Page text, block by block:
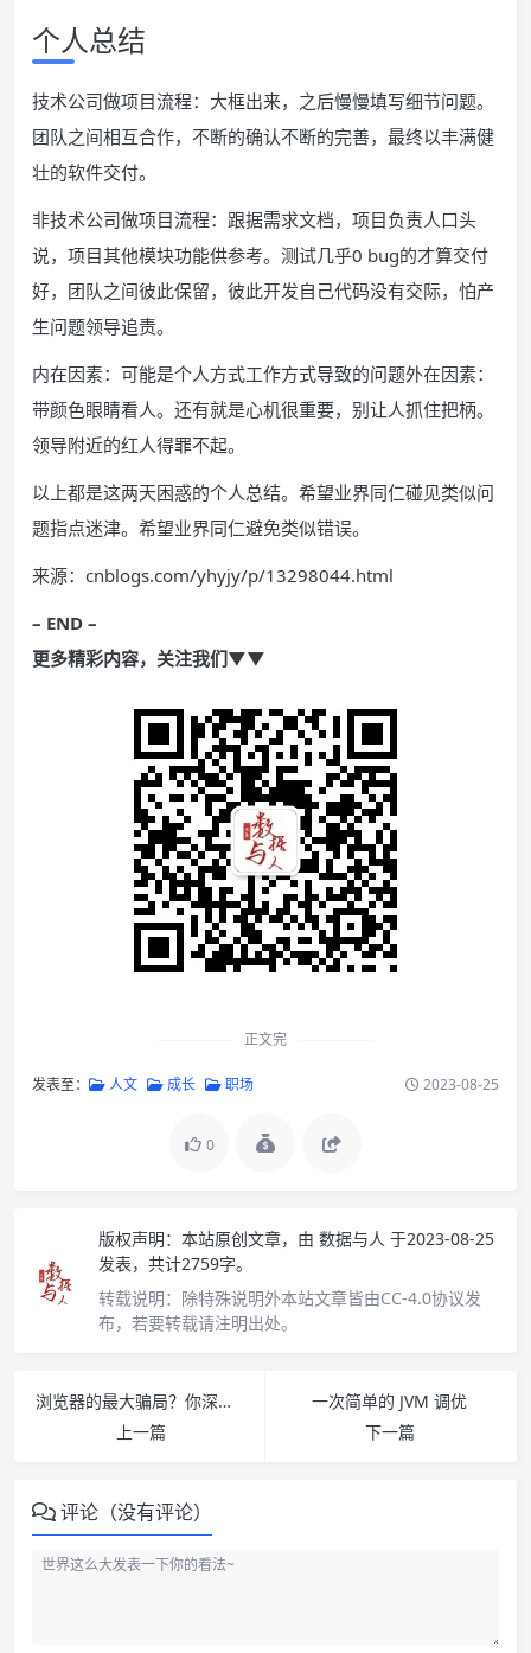
个人总结
技术公司做项目流程：大框出来，之后慢慢填写细节问题。
团队之间相互合作，不断的确认不断的完善，最终以丰满健
壮的软件交付。
非技术公司做项目流程：跟据需求文档，项目负责人口头
说，项目其他模块功能供参考。测试几乎0 bug的才算交付
好，团队之间彼此保留，彼此开发自己代码没有交际，怕产
生问题领导追责。
内在因素：可能是个人方式工作方式导致的问题外在因素：
带颜色眼睛看人。还有就是心机很重要，别让人抓住把柄。
领导附近的红人得罪不起。
以上都是这两天困惑的个人总结。希望业界同仁碰见类似问
题指点迷津。希望业界同仁避免类似错误。
来源：cnblogs.com/yhyjy/p/13298044.html
– END –
更多精彩内容，关注我们▼▼
正文完
发表至： 人文 成长 职场 2023-08-25
0
版权声明： 本站原创文章，由 数据与人 于2023-08-25
发表，共计2759字。
转载说明： 除特殊说明外本站文章皆由CC-4.0协议发
布，若要转载请注明出处。
浏览器的最大骗局？你深夜访问的小网站，其实大家都知道
上一篇
一次简单的 JVM 调优
下一篇
评论（没有评论）